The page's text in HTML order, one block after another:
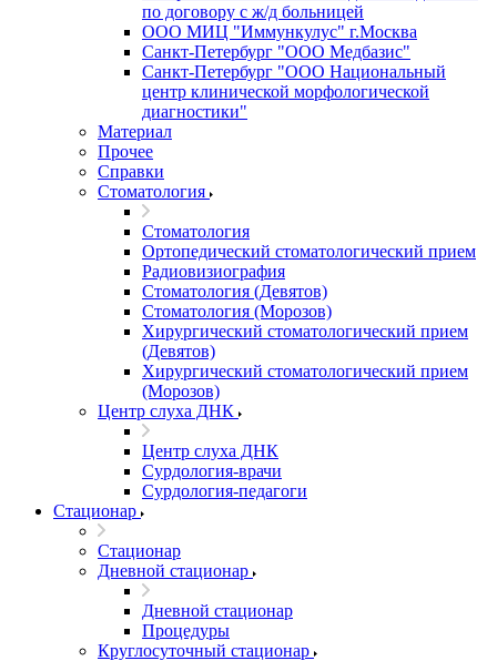
по договору с ж/д больницей
ООО МИЦ "Иммункулус" г.Москва
Санкт-Петербург "ООО Медбазис"
Санкт-Петербург "ООО Национальный
центр клинической морфологической
диагностики"
Материал
Прочее
Справки
Стоматология
Стоматология
Ортопедический стоматологический прием
Радиовизиография
Стоматология (Девятов)
Стоматология (Морозов)
Хирургический стоматологический прием
(Девятов)
Хирургический стоматологический прием
(Морозов)
Центр слуха ДНК
Центр слуха ДНК
Сурдология-врачи
Сурдология-педагоги
Стационар
Стационар
Дневной стационар
Дневной стационар
Процедуры
Круглосуточный стационар